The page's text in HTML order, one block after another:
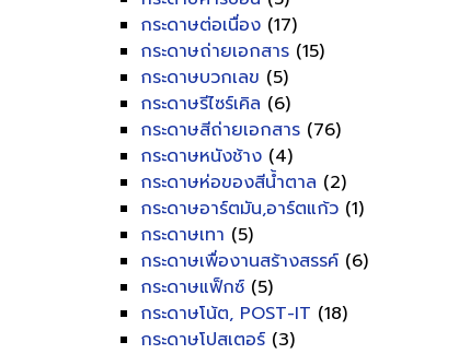
กระดาษต่อเนื่อง (17)
กระดาษถ่ายเอกสาร (15)
กระดาษบวกเลข (5)
กระดาษรีไซร์เคิล (6)
กระดาษสีถ่ายเอกสาร (76)
กระดาษหนังช้าง (4)
กระดาษห่อของสีน้ำตาล (2)
กระดาษอาร์ตมัน,อาร์ตแก้ว (1)
กระดาษเทา (5)
กระดาษเพื่องานสร้างสรรค์ (6)
กระดาษแฟ็กซ์ (5)
กระดาษโน้ต, POST-IT (18)
กระดาษโปสเตอร์ (3)